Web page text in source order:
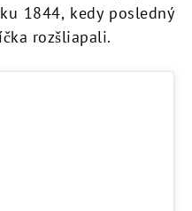
1844, kedy posledný
rozšliapali.